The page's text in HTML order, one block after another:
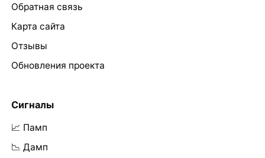
Обратная связь
Карта сайта
Отзывы
Обновления проекта
Сигналы
📈 Памп
📉 Дамп